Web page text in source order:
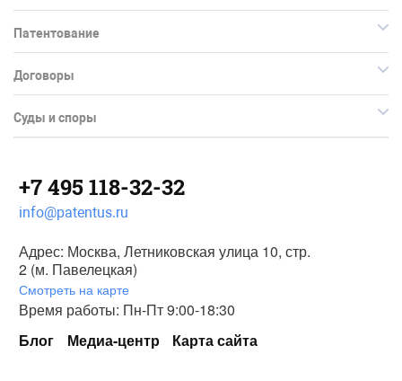
Патентование
Договоры
Суды и споры
+7 495 118-32-32
info@patentus.ru
Адрес: Москва, Летниковская улица 10, стр.
2 (м. Павелецкая)
Смотреть на карте
Время работы: Пн-Пт 9:00-18:30
Блог
Медиа-центр Карта сайта